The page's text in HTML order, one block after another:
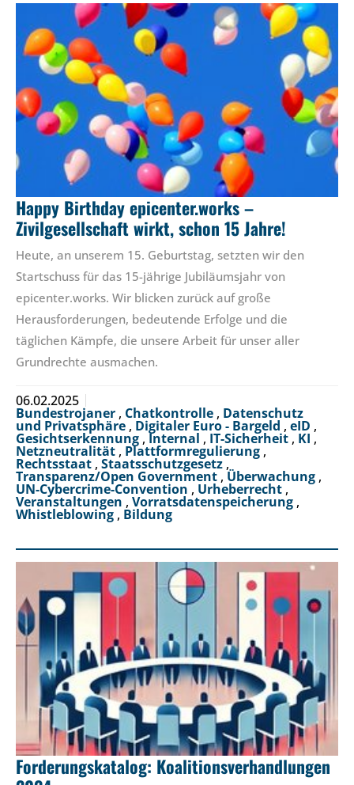
Happy Birthday epicenter.works –
Zivilgesellschaft wirkt, schon 15 Jahre!
Heute, an unserem 15. Geburtstag, setzten wir den
Startschuss für das 15-jährige Jubiläumsjahr von
epicenter.works. Wir blicken zurück auf große
Herausforderungen, bedeutende Erfolge und die
täglichen Kämpfe, die unsere Arbeit für unser aller
Grundrechte ausmachen.
06.02.2025
Bundestrojaner , Chatkontrolle , Datenschutz
und Privatsphäre , Digitaler Euro - Bargeld , eID ,
Gesichtserkennung , Internal , IT-Sicherheit , KI ,
Netzneutralität , Plattformregulierung ,
Rechtsstaat , Staatsschutzgesetz ,
Transparenz/Open Government , Überwachung ,
UN-Cybercrime-Convention , Urheberrecht ,
Veranstaltungen , Vorratsdatenspeicherung ,
Whistleblowing , Bildung
Forderungskatalog: Koalitionsverhandlungen